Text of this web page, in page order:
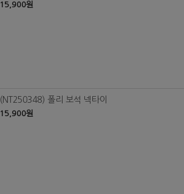
15,900원
(NT250348) 폴리 보석 넥타이
15,900원